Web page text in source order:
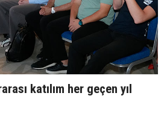
katılım her geçen yıl